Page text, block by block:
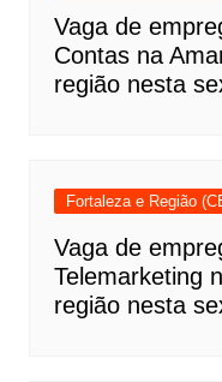
Vaga de
Contas na
região nesta
Fortaleza e Região
Vaga de
Telemarketing
região nesta